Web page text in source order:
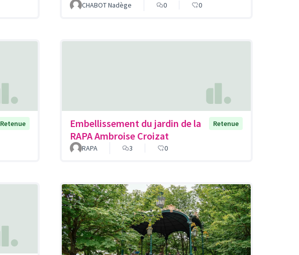
CHABOT Nadège 0 0
Retenue
Embellissement du jardin de la
RAPA Ambroise Croizat
Retenue
RAPA 3 0